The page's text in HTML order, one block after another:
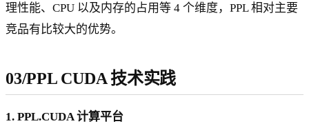
理性能、CPU 以及内存的占用等 4 个维度，PPL 相对主要
竞品有比较大的优势。
03/PPL CUDA 技术实践
1. PPL.CUDA 计算平台